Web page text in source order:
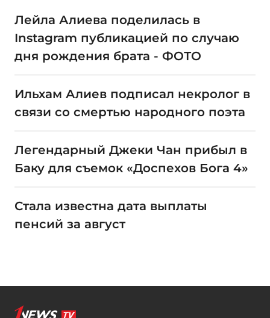
Лейла Алиева поделилась в
Instagram публикацией по случаю
дня рождения брата - ФОТО
Ильхам Алиев подписал некролог в
связи со смертью народного поэта
Легендарный Джеки Чан прибыл в
Баку для съемок «Доспехов Бога 4»
Стала известна дата выплаты
пенсий за август